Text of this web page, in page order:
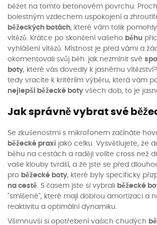
běžet na tomto betonovém povrchu.
bolestným vzdechem uspokojení a
běžeckých botách, které vám tolik
vítězů. Krátce po skončení vašeho běhu
vyhlášení vítězů. Místnost je před vámi a
okomentovali svůj běh: jak nezmínit své
boty, které vás dovedly k jasnému
tedy vracíte k kritériím výběru, která vám
nejlepší běžecké botyvšech dob, to je
Jak správně vybrat své
Se zkušenostmi s mikrofonem začínáte
běžecké praxi jako celku. Vysvětlujete, že
běhu na cestách a raději volíte cross než
vaše klouby tvrdší, a že jste se před
pro běžecké boty, které byly specificky
na cestě. S časem jste si vybrali běžecké
"smíšené", které mají dobrou amortizaci a
reaktivitu a optimální dynamiku.
Všimnuvši si opotřebení vašich chudých